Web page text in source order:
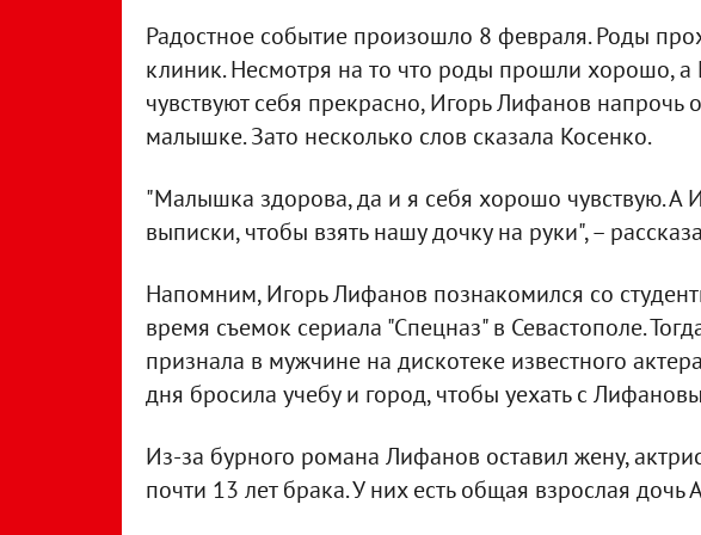
Радостное событие произошло 8 февраля. Роды
клиник. Несмотря на то что роды прошли хорошо,
чувствуют себя прекрасно, Игорь Лифанов напрочь
малышке. Зато несколько слов сказала Косенко.
"Малышка здорова, да и я себя хорошо чувствую. А
выписки, чтобы взять нашу дочку на руки", –
Напомним, Игорь Лифанов познакомился со
время съемок сериала "Спецназ" в Севастополе.
признала в мужчине на дискотеке известного
дня бросила учебу и город, чтобы уехать с
Из-за бурного романа Лифанов оставил жену,
почти 13 лет брака. У них есть общая взрослая дочь